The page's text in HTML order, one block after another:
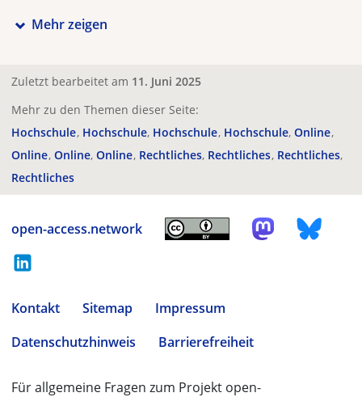
Mehr zeigen
Zuletzt bearbeitet am 11. Juni 2025
Mehr zu den Themen dieser Seite:
Hochschule Hochschule Hochschule Hochschule Online
Online Online Online Rechtliches Rechtliches Rechtliches
Rechtliches
open-access.network
Kontakt Sitemap
Impressum
Datenschutzhinweis
Barrierefreiheit
Für allgemeine Fragen zum Projekt open-